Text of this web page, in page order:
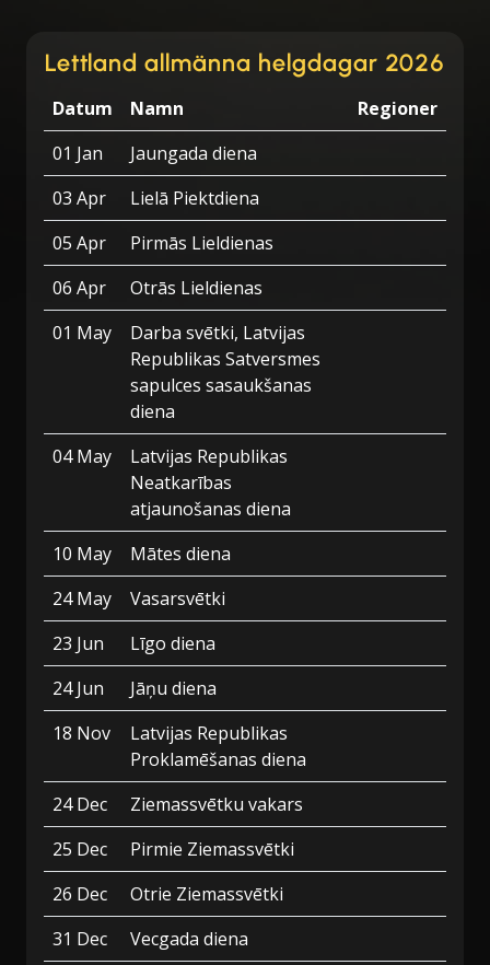
Lettland allmänna helgdagar 2026
Datum Namn
Regioner
01 Jan
Jaungada diena
03 Apr
Lielā Piektdiena
05 Apr
Pirmās Lieldienas
06 Apr
Otrās Lieldienas
01 May
Darba svētki, Latvijas
Republikas Satversmes
sapulces sasaukšanas
diena
04 May
Latvijas Republikas
Neatkarības
atjaunošanas diena
10 May
Mātes diena
24 May
Vasarsvētki
23 Jun
Līgo diena
24 Jun
Jāņu diena
18 Nov
Latvijas Republikas
Proklamēšanas diena
24 Dec
Ziemassvētku vakars
25 Dec
Pirmie Ziemassvētki
26 Dec
Otrie Ziemassvētki
31 Dec
Vecgada diena